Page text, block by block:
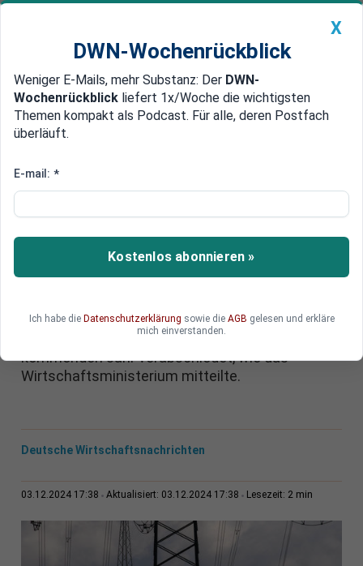
Newsticker MEIN DWN: Geldanlage Premium
Edelmetalle DWN-Magazin China
Rot-Grün strebt Entlastung bei
Mehrheitsfindung im Fokus
Die rot-grüne Minderheitsregierung plant eine
Entlastung bei Stromkosten für Unternehmen.
Umlaufverfahren einen Vorschlag für einen
Bundeszuschuss zu den Netzkosten im
kommenden Jahr verabschiedet, wie das
Wirtschaftsministerium mitteilte.
Deutsche Wirtschaftsnachrichten
03.12.2024 17:38 Aktualisiert: 03.12.2024 17:38 Lesezeit: 2 min
X
DWN-Wochenrückblick
Weniger E-Mails, mehr Substanz: Der DWN-
Wochenrückblick liefert 1x/Woche die wichtigsten
Themen kompakt als Podcast. Für alle, deren Postfach
überläuft.
E-mail: *
Kostenlos abonnieren »
Ich habe die Datenschutzerklärung sowie die AGB gelesen und erkläre
mich einverstanden.